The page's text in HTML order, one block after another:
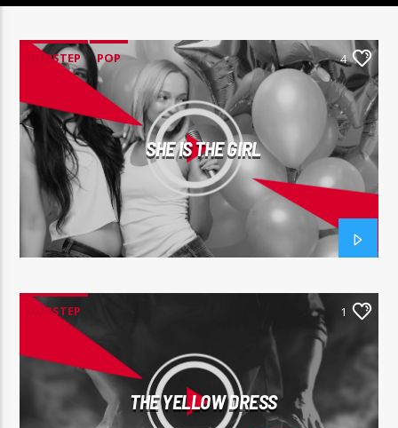
DUBSTEP POP 4
SHE IS THE GIRL
DUBSTEP 1
THE YELLOW DRESS